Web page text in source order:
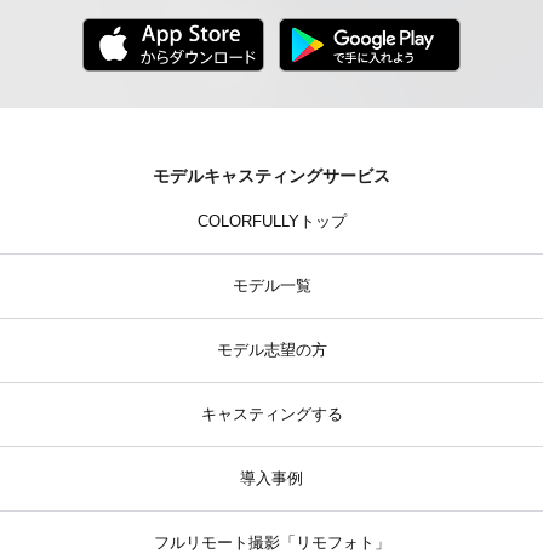
モデルキャスティングサービス
COLORFULLYトップ
モデル一覧
モデル志望の方
キャスティングする
導入事例
フルリモート撮影「リモフォト」